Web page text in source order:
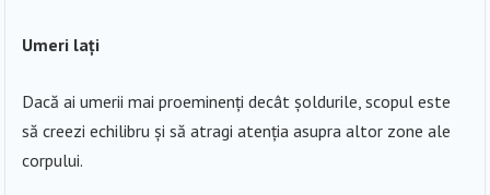
Umeri lați
Dacă ai umerii mai proeminenți decât șoldurile, scopul este
să creezi echilibru și să atragi atenția asupra altor zone ale
corpului.